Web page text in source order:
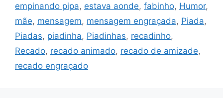
empinando pipa, estava aonde, fabinho, Humor,
mãe, mensagem, mensagem engraçada, Piada,
Piadas, piadinha, Piadinhas, recadinho,
Recado, recado animado, recado de amizade,
recado engraçado